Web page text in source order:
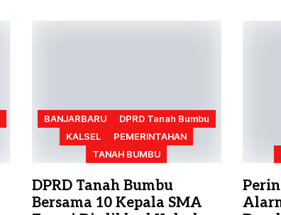
BANJARBARU
DPRD Tanah Bumbu
KALSEL
PEMERINTAHAN
TANAH BUMBU
DPRD Tanah Bumbu
Bersama 10 Kepala SMA